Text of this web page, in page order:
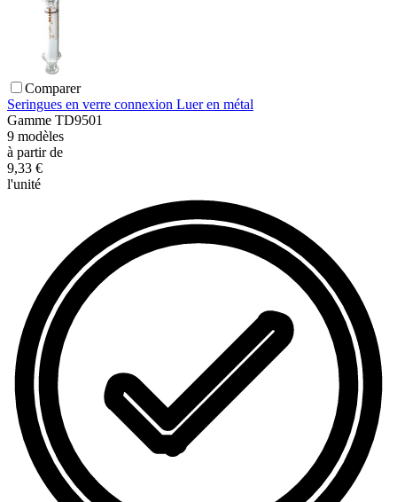
Comparer
Seringues en verre connexion Luer en métal
Gamme TD9501
9 modèles
à partir de
9,33 €
l'unité